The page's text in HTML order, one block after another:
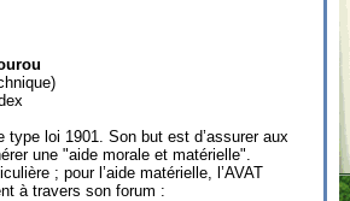
type loi 1901. Son but est d’assurer aux
une "aide morale et matérielle".
; pour l’aide matérielle, l’AVAT
à travers son forum :